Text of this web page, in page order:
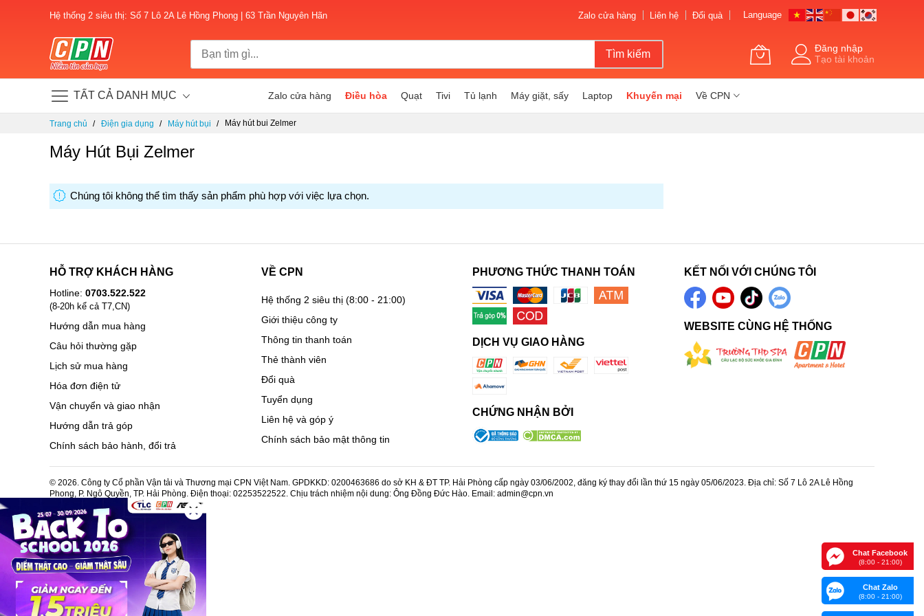
Hệ thống 2 siêu thị: Số 7 Lô 2A Lê Hồng Phong | 63 Trần Nguyên Hãn Zalo cửa hàng Liên hệ Đổi quà Language
TẤT CẢ DANH MỤC
Tìm kiếm
Đăng nhập
Tạo tài khoản
Zalo cửa hàng Điều hòa Quạt Tivi Tủ lạnh Máy giặt, sấy Laptop Khuyến mại Về CPN
Trang chủ Điện gia dụng Máy hút bụi Máy hút bụi Zelmer
Máy Hút Bụi Zelmer
Chúng tôi không thể tìm thấy sản phẩm phù hợp với việc lựa chọn.
HỖ TRỢ KHÁCH HÀNG
Hotline: 0703.522.522
(8-20h kể cả T7,CN)
Hướng dẫn mua hàng
Câu hỏi thường gặp
Lịch sử mua hàng
Hóa đơn điện tử
Vận chuyển và giao nhận
Hướng dẫn trả góp
Chính sách bảo hành, đổi trả
VỀ CPN
Hệ thống 2 siêu thị(8:00 - 21:00)
Giới thiệu công ty
Thông tin thanh toán
Thẻ thành viên
Đổi quà
Tuyển dụng
Liên hệ và góp ý
Chính sách bảo mật thông tin
PHƯƠNG THỨC THANH TOÁN
DỊCH VỤ GIAO HÀNG
CHỨNG NHẬN BỞI
KẾT NỐI VỚI CHÚNG TÔI
WEBSITE CÙNG HỆ THỐNG
© 2026. Công ty Cổ phần Vận tải và Thương mại CPN Việt Nam. GPDKKD: 0200463686 do sở KH & ĐT TP. Hải Phòng cấp ngày 03/06/2002, đăng ký thay đổi lần thứ 15 ngày 05/06/2023. Địa chỉ: Số 7 Lô 2A Lê Hồng
Phong, P. Ngô Quyền, TP. Hải Phòng. Điện thoại: 02253522522. Chịu trách nhiệm nội dung: Ông Đồng Đức Hào. Email: admin@cpn.vn
Chat Facebook
(8:00 - 21:00)
Chat Zalo
(8:00 - 21:00)